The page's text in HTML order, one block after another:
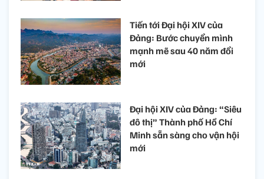
Tiến tới Đại hội XIV của
Đảng: Bước chuyển mình
mạnh mẽ sau 40 năm đổi
mới
Đại hội XIV của Đảng: “Siêu
đô thị” Thành phố Hồ Chí
Minh sẵn sàng cho vận hội
mới